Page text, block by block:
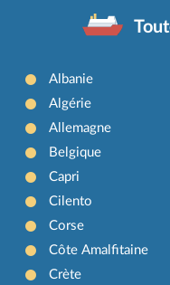
Albanie
Algérie
Allemagne
Belgique
Capri
Cilento
Corse
Côte Amalfitaine
Crète